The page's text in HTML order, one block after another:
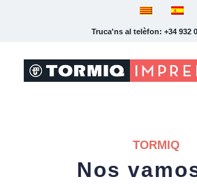
Truca'ns al telèfon: +34 932
TORMIQ
Nos